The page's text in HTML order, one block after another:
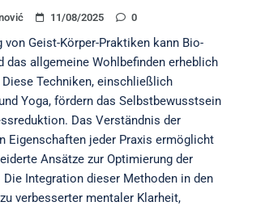
11/08/2025 0
von Geist-Körper-Praktiken kann Bio-
das allgemeine Wohlbefinden erheblich
Techniken, einschließlich
Yoga, fördern das Selbstbewusstsein
Das Verständnis der
Eigenschaften jeder Praxis ermöglicht
Ansätze zur Optimierung der
Die Integration dieser Methoden in den
verbesserter mentaler Klarheit,